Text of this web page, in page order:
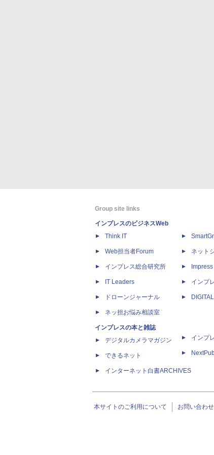
Group site links
インプレスのビジネスWeb
Think IT
Web担当者Forum
インプレス総合研究所
IT Leaders
ドローンジャーナル
ネッ担お悩み相談室
インプレスの本と雑誌
デジタルカメラマガジン
できるネット
インターネット白書ARCHIVES
ネット
インプ
インプ
本サイトのご利用について お問い合わせ